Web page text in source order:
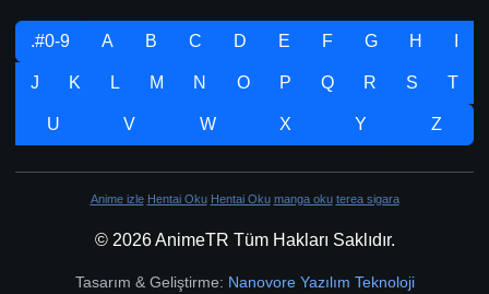
.#0-9 A B C D E F G H
J K L M N O P Q R S T
U V W X Y Z
Anime izle Hentai Oku Hentai Oku manga oku terea sigara
© 2026 AnimeTR Tüm Hakları Saklıdır.
Tasarım & Geliştirme: Nanovore Yazılım Teknoloji